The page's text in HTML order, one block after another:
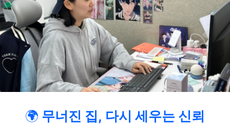
🌍 무너진 집, 다시 세우는 신뢰